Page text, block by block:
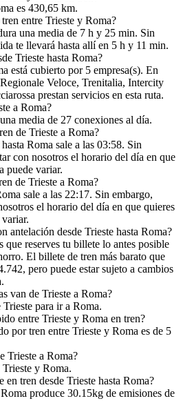
es 430,65 km.
entre Trieste y Roma?
una media de 7 h y 25 min. Sin
te llevará hasta allí en 5 h y 11 min.
Trieste hasta Roma?
está cubierto por 5 empresa(s). En
Veloce, Trenitalia, Intercity
prestan servicios en esta ruta.
a Roma?
media de 27 conexiones al día.
de Trieste a Roma?
Roma sale a las 03:58. Sin
con nosotros el horario del día en que
puede variar.
de Trieste a Roma?
sale a las 22:17. Sin embargo,
el horario del día en que quieres
antelación desde Trieste hasta Roma?
que reserves tu billete lo antes posible
El billete de tren más barato que
pero puede estar sujeto a cambios
van de Trieste a Roma?
para ir a Roma.
entre Trieste y Roma en tren?
por tren entre Trieste y Roma es de 5
Trieste a Roma?
y Roma.
tren desde Trieste hasta Roma?
produce 30.15kg de emisiones de